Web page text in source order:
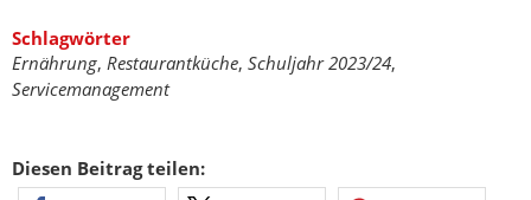
Schlagwörter
Ernährung, Restaurantküche, Schuljahr 2023/24,
Servicemanagement
Diesen Beitrag teilen: